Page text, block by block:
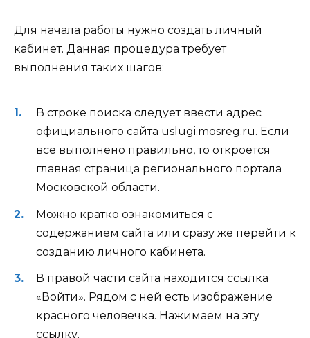
Для начала работы нужно создать личный
кабинет. Данная процедура требует
выполнения таких шагов:
В строке поиска следует ввести адрес
официального сайта uslugi.mosreg.ru. Если
все выполнено правильно, то откроется
главная страница регионального портала
Московской области.
Можно кратко ознакомиться с
содержанием сайта или сразу же перейти к
созданию личного кабинета.
В правой части сайта находится ссылка
«Войти». Рядом с ней есть изображение
красного человечка. Нажимаем на эту
ссылку.